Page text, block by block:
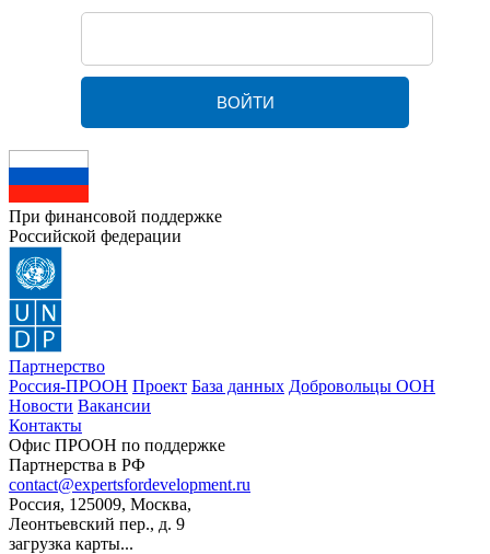
При финансовой поддержке
Российской федерации
Партнерство
Россия-ПРООН Проект База данных Добровольцы ООН
Новости Вакансии
Контакты
Офис ПРООН по поддержке
Партнерства в РФ
contact@expertsfordevelopment.ru
Россия, 125009, Москва,
Леонтьевский пер., д. 9
загрузка карты...